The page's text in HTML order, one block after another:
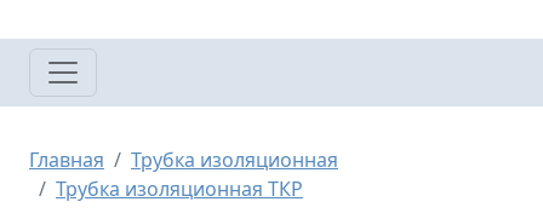
Строка навигации
Главная
Трубка изоляционная
Трубка изоляционная ТКР